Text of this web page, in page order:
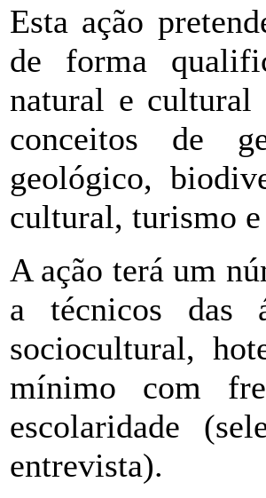
Esta ação
de forma
natural e
conceitos de
geológico,
cultural, turismo
A ação terá um
a técnicos das
sociocultural,
mínimo com
escolaridade
entrevista).